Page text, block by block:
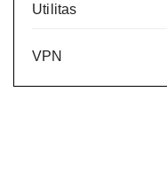
Utilitas
VPN